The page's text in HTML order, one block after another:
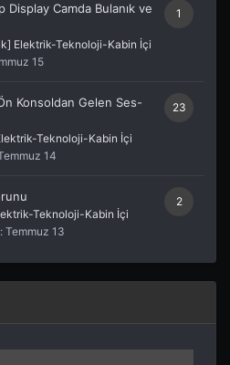
1
Display Camda Bulanık ve
Elektrik-Teknoloji-Kabin İçi
15
23
Konsoldan Gelen Ses-
Teknoloji-Kabin İçi
14
2
Teknoloji-Kabin İçi
Temmuz 13